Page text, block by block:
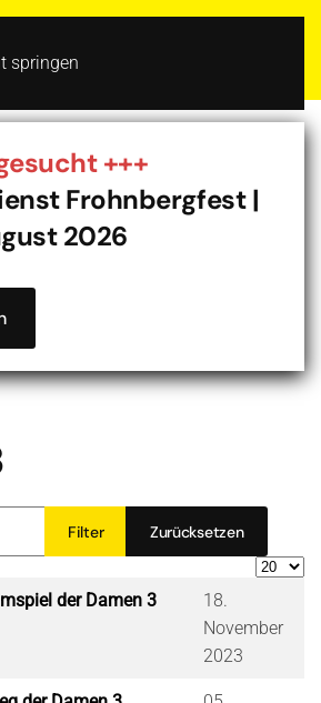
springen
+++
Frohnbergfest |
2026
Filter Zurücksetzen
der Damen 3
18.
November
2023